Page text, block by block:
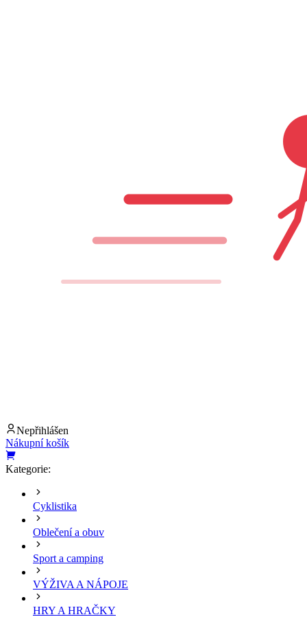
Nepřihlášen
Nákupní košík
Kategorie:
Cyklistika
Oblečení a obuv
Sport a camping
VÝŽIVA A NÁPOJE
HRY A HRAČKY